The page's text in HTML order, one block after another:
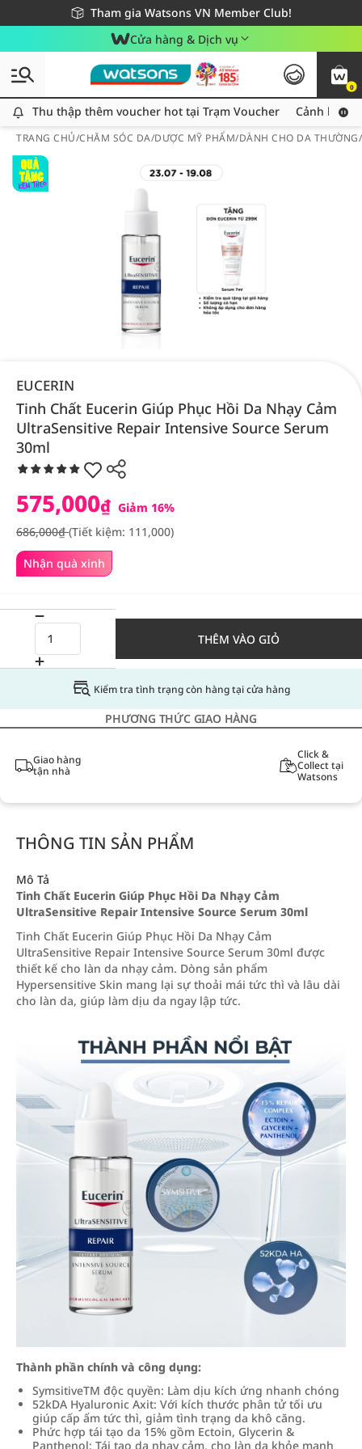
Tham gia Watsons VN Member Club!
Miễn phí giao hàng cho đơn hàng từ 249,000Đ
Giao hàng nhanh 24h - Áp dụng khu vực TP. Hồ Chí Minh
Cửa hàng & Dịch vụ
0
Thu thập thêm voucher hot tại Trạm Voucher
Thu thập thêm voucher hot tại Trạm Voucher Cảnh báo
TRANG CHỦ/CHĂM SÓC DA/DƯỢC MỸ PHẨM/DÀNH CHO DA
EUCERIN
Tinh Chất Eucerin Giúp Phục Hồi Da Nhạy Cảm
UltraSensitive Repair Intensive Source Serum
30ml
Nhận quà xinh
575,000₫ Giảm 16%
686,000₫(Tiết kiệm: 111,000)
THÊM VÀO GIỎ
Kiểm tra tình trạng còn hàng tại cửa hàng
PHƯƠNG THỨC GIAO HÀNG
Giao hàng
tận nhà
Click &
Collect tại
Watsons
THÔNG TIN SẢN PHẨM
Mô Tả
Tinh Chất Eucerin Giúp Phục Hồi Da Nhạy Cảm
UltraSensitive Repair Intensive Source Serum 30ml
Tinh Chất Eucerin Giúp Phục Hồi Da Nhạy Cảm
UltraSensitive Repair Intensive Source Serum 30ml được
thiết kế cho làn da nhạy cảm. Dòng sản phẩm
Hypersensitive Skin mang lại sự thoải mái tức thì và lâu dài
cho làn da, giúp làm dịu da ngay lập tức.
Thành phần chính và công dụng:
SymsitiveTM độc quyền: Làm dịu kích ứng nhanh chóng
52kDA Hyaluronic Axit: Với kích thước phân tử tối ưu
giúp cấp ẩm tức thì, giảm tình trạng da khô căng.
Phức hợp tái tạo da 15% gồm Ectoin, Glycerin &
Panthenol: Tái tạo da nhạy cảm, cho làn da khỏe mạnh